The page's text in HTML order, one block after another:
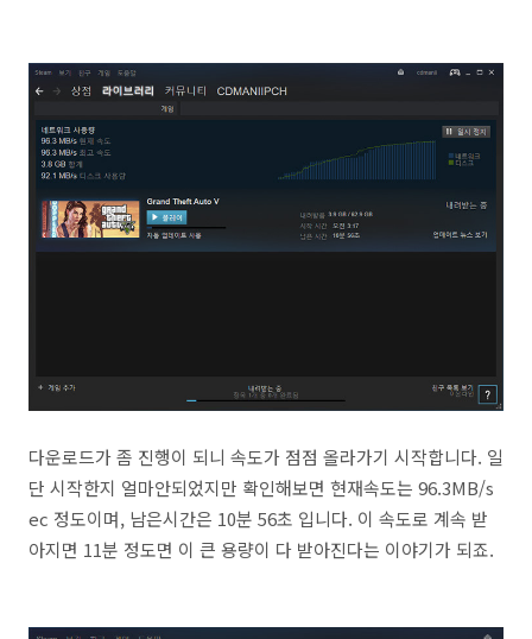
다운로드가 좀 진행이 되니 속도가 점점 올라가기 시작합니다. 일
단 시작한지 얼마안되었지만 확인해보면 현재속도는 96.3MB/s
ec 정도이며, 남은시간은 10분 56초 입니다. 이 속도로 계속 받
아지면 11분 정도면 이 큰 용량이 다 받아진다는 이야기가 되죠.